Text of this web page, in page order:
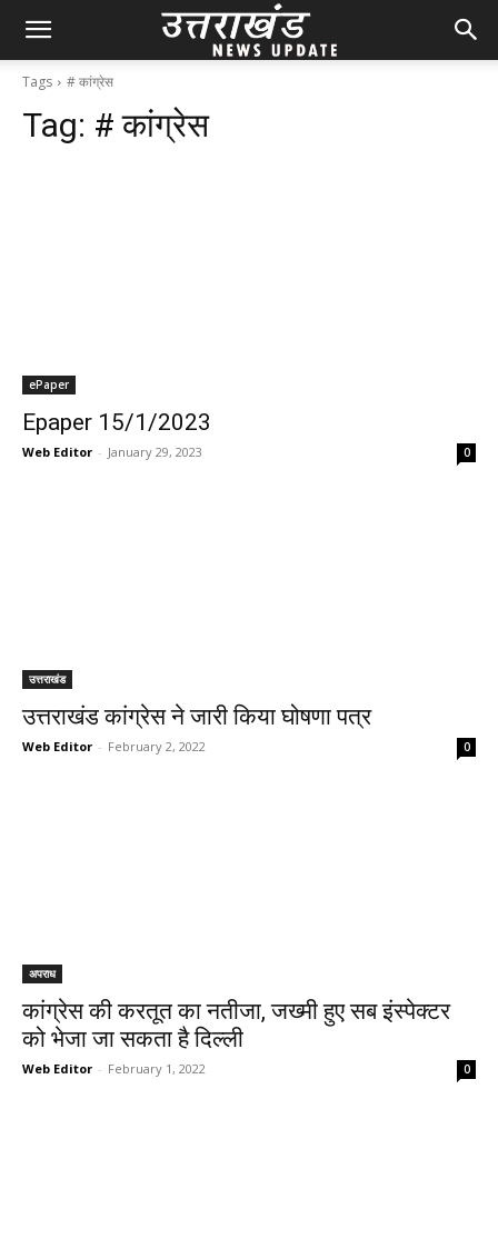
Tags # कांग्रेस
Tag: # कांग्रेस
ePaper
Epaper 15/1/2023
Web Editor - January 29, 2023 0
उत्तराखंड
उत्तराखंड कांग्रेस ने जारी किया घोषणा पत्र
Web Editor - February 2, 2022 0
अपराध
कांग्रेस की करतूत का नतीजा, जख्मी हुए सब इंस्पेक्टर
को भेजा जा सकता है दिल्ली
Web Editor - February 1, 2022 0